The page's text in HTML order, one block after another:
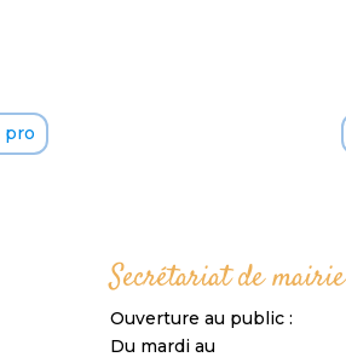
pro
Secrétariat de mairie
Ouverture au public :
Du mardi au